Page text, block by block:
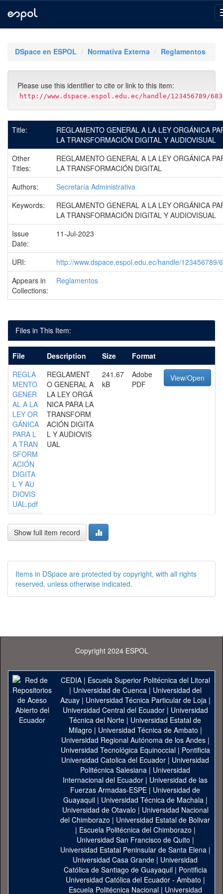
navigationDSpace en ESPOL Normativa Externa Reglamentos
Please use this identifier to cite or link to this item:
http://www.dspace.espol.edu.ec/handle/123456789/
Title:
REGLAMENTO GENERAL A LA LEY ORGÁNICA
LA TRANSFORMACIÓN DIGITAL Y AUDIOVISUAL
Other
Titles:
REGLAMENTO GENERAL A LA LEY ORGÁNICA
LA TRANSFORMACIÓN DIGITAL
Authors:
Secretaría Administrativa
Keywords:
REGLAMENTO GENERAL A LA LEY ORGÁNICA
LA TRANSFORMACIÓN DIGITAL Y AUDIOVISUAL
Issue
Date:
11-Jul-2023
URI:
http://www.dspace.espol.edu.ec/handle/123456789/
Appears in
Collections:
Reglamentos
Files in This Item:
File Description Size
Format
REGLA
MENTO
GENER
AL A LA
LEY OR
GÁNICA
PARA L
A TRAN
SFORM
ACIÓN
DIGITA
L Y AU
DIOVIS
UAL.pdf
REGLAMENT
O GENERAL A
LA LEY ORGÁ
NICA PARA LA
TRANSFORM
ACIÓN DIGITA
L Y AUDIOVIS
UAL
241.67
kB
Adobe
PDF
View/Open
Show full item record
Items in DSpace are protected by copyright, with all rights
reserved, unless otherwise indicated.
Copyright 2024 ESPOL
CEDIA| Escuela Superior Politécnica del Litoral
| Universidad de Cuenca| Universidad del
Azuay| Universidad Técnica Particular de Loja|
Universidad Central del Ecuador| Universidad
Técnica del Norte | Universidad Estatal de
Milagro | Universidad Técnica de Ambato |
Universidad Regional Autónoma de los Andes|
Universidad Tecnológica Equinoccial| Pontificia
Universidad Catolica del Ecuador | Universidad
Politécnica Salesiana | Universidad
Internacional del Ecuador | Universidad de las
Fuerzas Armadas-ESPE | Universidad de
Guayaquil| Universidad Técnica de Machala|
Universidad de Otavalo | Universidad Nacional
del Chimborazo | Universidad Estatal de Bolivar
| Escuela Politécnica del Chimborazo |
Universidad San Francisco de Quito |
Universidad Estatal Peninsular de Santa Elena|
Universidad Casa Grande | Universidad
Católica de Santiago de Guayaquil| Pontificia
Universidad Católica del Ecuador - Ambato |
Escuela Politécnica Nacional| Universidad